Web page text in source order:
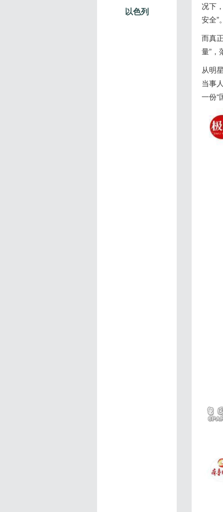
以色列
况下
安全”
而真
量”，
从明
当事
一份“